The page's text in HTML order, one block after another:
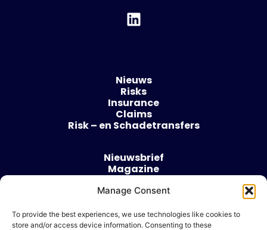
Manage Consent
To provide the best experiences, we use technologies like cookies to
store and/or access device information. Consenting to these
Nieuws
Risks
Insurance
Claims
Risk – en Schadetransfers
Nieuwsbrief
Magazine
Over